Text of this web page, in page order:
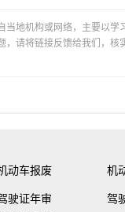
当地机构或网络，主要以
，请将链接反馈给我们，核
动车报废 机
驶证年审
驾